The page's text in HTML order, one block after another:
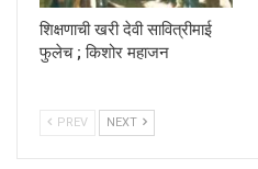
शिक्षणाची खरी देवी सावित्रीमाई
फुलेच ; किशोर महाजन
PREV NEXT